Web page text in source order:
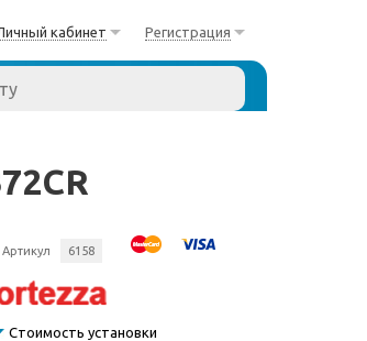
кабинет Регистрация
Артикул 6158
Стоимость установки